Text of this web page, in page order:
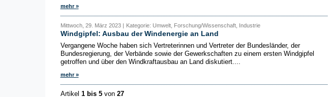
mehr »
Mittwoch, 29. März 2023 | Kategorie: Umwelt, Forschung/Wissenschaft, Industrie
Windgipfel: Ausbau der Windenergie an Land
Vergangene Woche haben sich Vertreterinnen und Vertreter der Bundesländer, der
Bundesregierung, der Verbände sowie der Gewerkschaften zu einem ersten Windgipfel
getroffen und über den Windkraftausbau an Land diskutiert....
mehr »
Artikel 1 bis 5von 27